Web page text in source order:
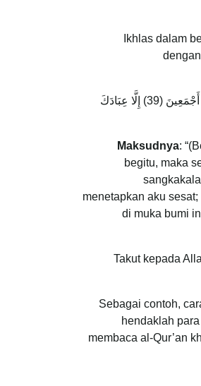
Ikhlas dalam
قَالَ رَبِّ فَأَنْظِرْنِي إِلَى يَوْمِ يُبْعَثُونَ (36) قَالَ فَإِنَّكَ مِنَ الْمُنْظَرِينَ (37) إِلَى يَوْمِ الْوَقْتِ الْمَعْلُومِ (38) قَالَ رَبِّ بِمَا أَغْوَيْتَنِي لَأُزَيِّنَنَّ لَهُمْ فِي الْأَرْضِ وَلَأُغْوِيَنَّهُمْ أَجْمَعِينَ (39) إِلَّا عِبَادَكَ
Maksudnya:
begitu, maka
menetapkan aku
di muka bumi
Takut kepada
Sebagai contoh,
hendaklah
membaca al-Qur’an